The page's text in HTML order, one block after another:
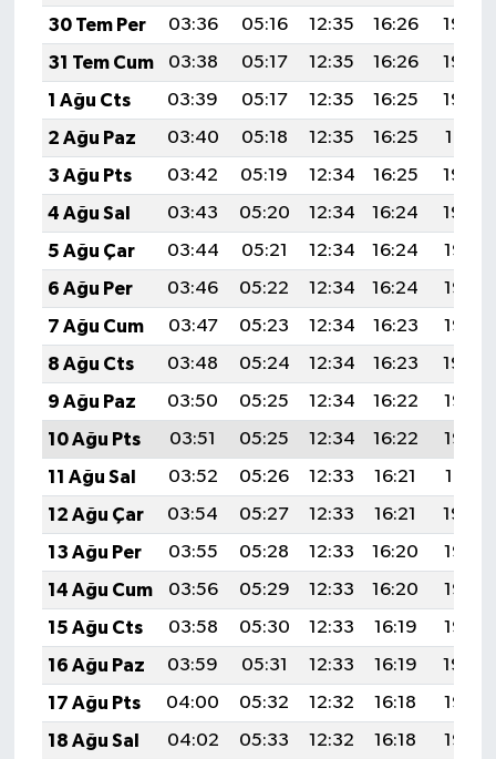
30 Tem Per
03:36 05:16 12:35 16:26
19:44
31 Tem Cum
03:38 05:17 12:35 16:26
19:43
1 Ağu Cts
03:39 05:17 12:35 16:25
19:42
2 Ağu Paz
03:40 05:18 12:35 16:25
19:41
3 Ağu Pts
03:42 05:19 12:34 16:25
19:40
4 Ağu Sal
03:43 05:20 12:34 16:24
19:39
5 Ağu Çar
03:44 05:21 12:34 16:24
19:38
6 Ağu Per
03:46 05:22 12:34 16:24
19:37
7 Ağu Cum
03:47 05:23 12:34 16:23
19:35
8 Ağu Cts
03:48 05:24 12:34 16:23
19:34
9 Ağu Paz
03:50 05:25 12:34 16:22
19:33
10 Ağu Pts
03:51 05:25 12:34 16:22
19:32
11 Ağu Sal
03:52 05:26 12:33 16:21
19:31
12 Ağu Çar
03:54 05:27 12:33 16:21
19:29
13 Ağu Per
03:55 05:28 12:33 16:20
19:28
14 Ağu Cum
03:56 05:29 12:33 16:20
19:27
15 Ağu Cts
03:58 05:30 12:33 16:19
19:26
16 Ağu Paz
03:59 05:31 12:33 16:19
19:24
17 Ağu Pts
04:00 05:32 12:32 16:18
19:23
18 Ağu Sal
04:02 05:33 12:32 16:18
19:22